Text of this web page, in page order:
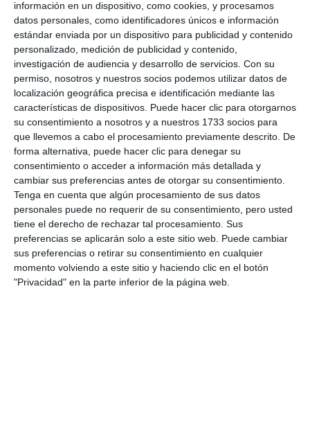
información en un dispositivo, como cookies, y procesamos
datos personales, como identificadores únicos e información
estándar enviada por un dispositivo para publicidad y contenido
personalizado, medición de publicidad y contenido,
investigación de audiencia y desarrollo de servicios. Con su
permiso, nosotros y nuestros socios podemos utilizar datos de
localización geográfica precisa e identificación mediante las
características de dispositivos. Puede hacer clic para otorgarnos
su consentimiento a nosotros y a nuestros 1733 socios para
que llevemos a cabo el procesamiento previamente descrito. De
forma alternativa, puede hacer clic para denegar su
consentimiento o acceder a información más detallada y
cambiar sus preferencias antes de otorgar su consentimiento.
Tenga en cuenta que algún procesamiento de sus datos
personales puede no requerir de su consentimiento, pero usted
tiene el derecho de rechazar tal procesamiento. Sus
preferencias se aplicarán solo a este sitio web. Puede cambiar
sus preferencias o retirar su consentimiento en cualquier
momento volviendo a este sitio y haciendo clic en el botón
"Privacidad" en la parte inferior de la página web.